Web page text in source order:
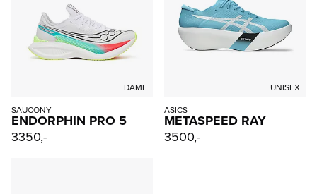
DAME
SAUCONY
ENDORPHIN PRO 5
3350,-
UNISEX
ASICS
METASPEED RAY
3500,-